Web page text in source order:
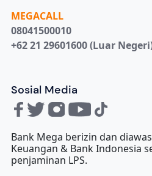
MEGACALL
08041500010
+62 21 29601600 (Luar
Sosial Media
Bank Mega berizin dan
Keuangan & Bank Indonesia
penjaminan LPS.